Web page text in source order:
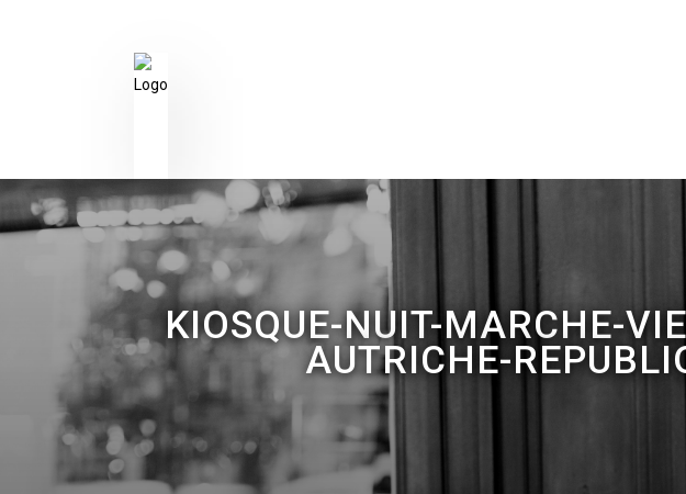
KIOSQUE-NUIT-MARCHE-
AUTRICHE-